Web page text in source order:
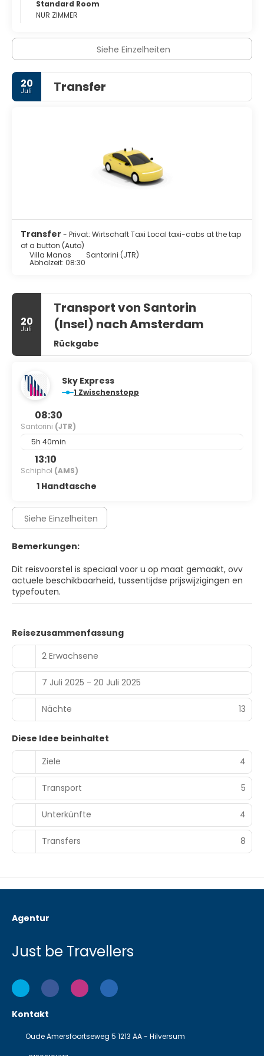
Standard Room
NUR ZIMMER
Siehe Einzelheiten
20
Juli Transfer
Transfer - Privat: Wirtschaft Taxi Local taxi-cabs at the tap
of a button (Auto)
Villa Manos
Santorini (JTR)
Abholzeit: 08:30
20
Juli
Transport von Santorin
(Insel) nach Amsterdam
Rückgabe
Sky Express
1 Zwischenstopp
08:30
Santorini (JTR)
5h 40min
13:10
Schiphol (AMS)
1 Handtasche
Siehe Einzelheiten
Bemerkungen:
Dit reisvoorstel is speciaal voor u op maat gemaakt, ovv
actuele beschikbaarheid, tussentijdse prijswijzigingen en
typefouten.
Reisezusammenfassung
2 Erwachsene
7 Juli 2025 - 20 Juli 2025
Nächte 13
Diese Idee beinhaltet
Ziele
4
Transport 5
Unterkünfte 4
Transfers 8
Agentur
Just be Travellers
Kontakt
Oude Amersfoortseweg 5 1213 AA - Hilversum